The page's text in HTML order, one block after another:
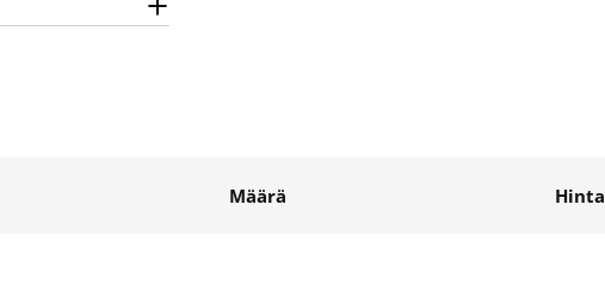
Määrä Hinta